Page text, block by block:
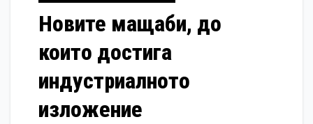
Новите мащаби, до
които достига
индустриалното
изложение